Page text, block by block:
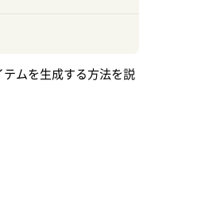
テムを生成する方法を説